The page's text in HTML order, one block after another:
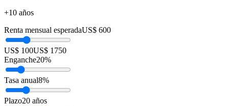
+10 años
Renta mensual esperadaUS$ 600
US$ 100US$ 1750
Enganche20%
Tasa anual8%
Plazo20 años